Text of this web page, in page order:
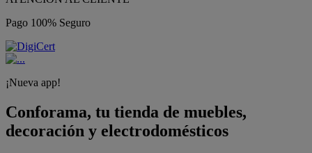
Pago 100% Seguro
¡Nueva app!
Conforama, tu tienda de muebles,
decoración y electrodomésticos